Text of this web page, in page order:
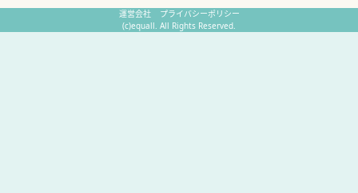
運営会社
プライバシーポリシー
(c)equall. All Rights Reserved.